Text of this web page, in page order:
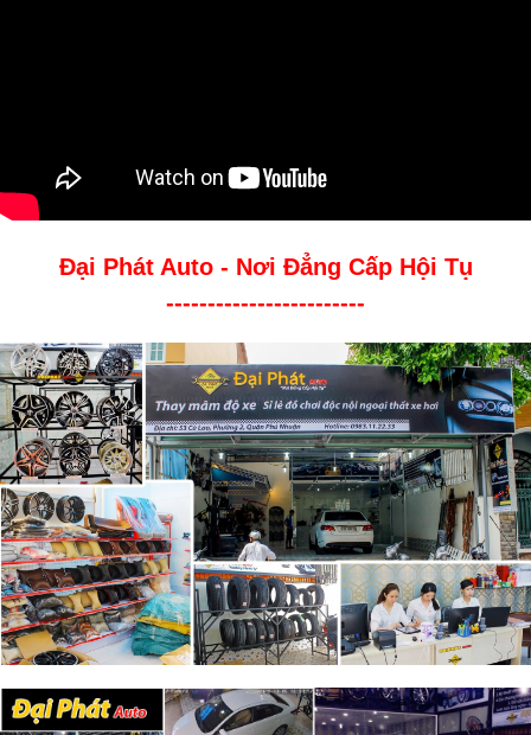
Đại Phát Auto - Nơi Đẳng Cấp Hội Tụ
------------------------